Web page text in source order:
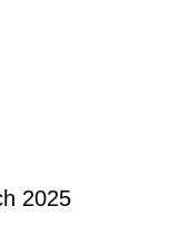
2025